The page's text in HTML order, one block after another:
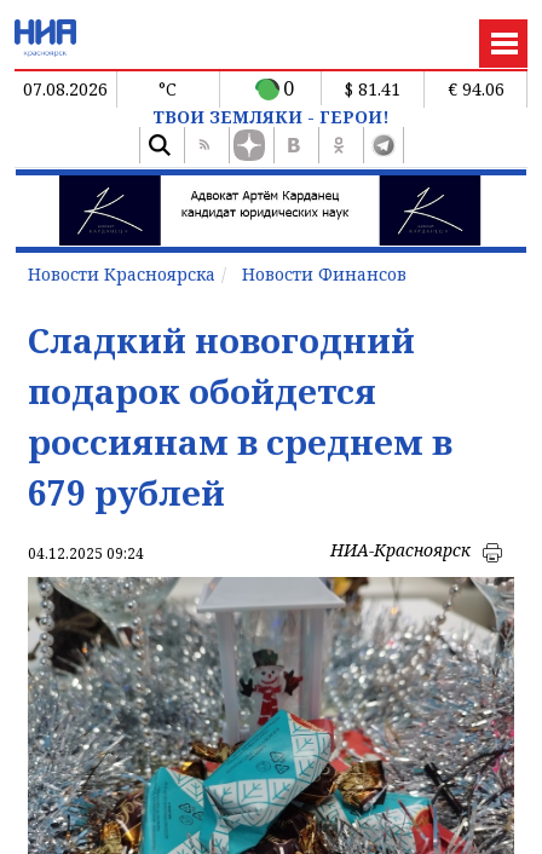
07.08.2026 °C 0 $ 81.41
€ 94.06
ТВОИ ЗЕМЛЯКИ - ГЕРОИ!
Новости Красноярска Новости Финансов
Сладкий новогодний
подарок обойдется
россиянам в среднем в
679 рублей
04.12.2025 09:24 НИА-Красноярск